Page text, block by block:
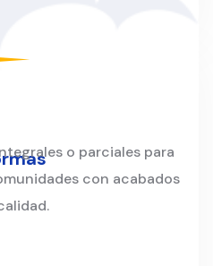
o parciales para
con acabados